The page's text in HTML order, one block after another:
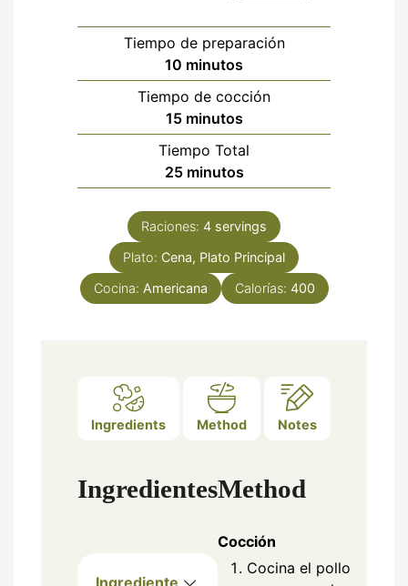
Tiempo de preparación
10 minutos
minutos
Tiempo de cocción
15minutos
minutos
Tiempo Total
25minutos
minutos
Raciones: 4 servings
Plato: Cena, Plato Principal
Cocina: Americana Calorías: 400
Ingredients Method Notes
Ingredientes
Ingrediente
Method
Cocción
Cocina el pollo